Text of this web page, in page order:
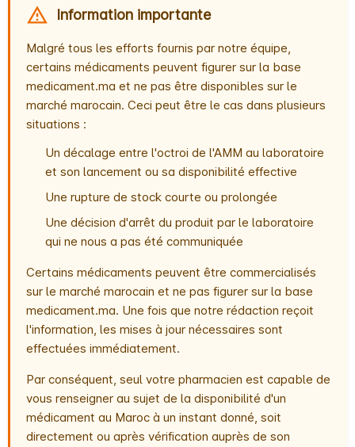
Information importante
Malgré tous les efforts fournis par notre équipe,
certains médicaments peuvent figurer sur la base
medicament.ma et ne pas être disponibles sur le
marché marocain. Ceci peut être le cas dans plusieurs
situations :
Un décalage entre l'octroi de l'AMM au laboratoire
et son lancement ou sa disponibilité effective
Une rupture de stock courte ou prolongée
Une décision d'arrêt du produit par le laboratoire
qui ne nous a pas été communiquée
Certains médicaments peuvent être commercialisés
sur le marché marocain et ne pas figurer sur la base
medicament.ma. Une fois que notre rédaction reçoit
l'information, les mises à jour nécessaires sont
effectuées immédiatement.
Par conséquent, seul votre pharmacien est capable de
vous renseigner au sujet de la disponibilité d'un
médicament au Maroc à un instant donné, soit
directement ou après vérification auprès de son